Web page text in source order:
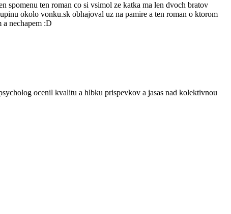
spomenu ten roman co si vsimol ze katka ma len dvoch bratov
okolo vonku.sk obhajoval uz na pamire a ten roman o ktorom
a nechapem :D
ocenil kvalitu a hlbku prispevkov a jasas nad kolektivnou